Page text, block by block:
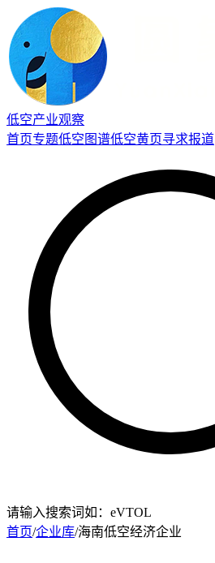
低空产业观察
首页专题低空图谱低空黄页寻求报道
请输入搜索词如：eVTOL
首页/企业库/海南低空经济企业